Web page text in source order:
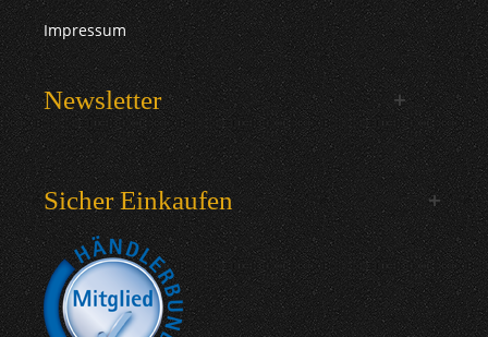
Impressum
Newsletter
Sicher Einkaufen